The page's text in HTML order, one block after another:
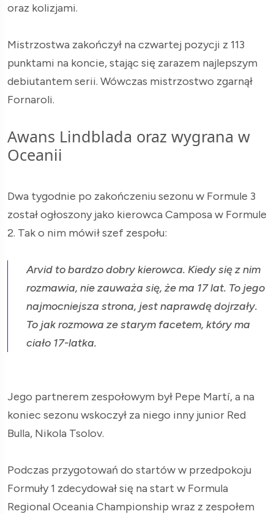
oraz kolizjami.
Mistrzostwa zakończył na czwartej pozycji z 113
punktami na koncie, stając się zarazem najlepszym
debiutantem serii. Wówczas mistrzostwo zgarnął
Fornaroli.
Awans Lindblada oraz wygrana w
Oceanii
Dwa tygodnie po zakończeniu sezonu w Formule 3
został ogłoszony jako kierowca Camposa w Formule
2. Tak o nim mówił szef zespołu:
Arvid to bardzo dobry kierowca. Kiedy się z nim
rozmawia, nie zauważa się, że ma 17 lat. To jego
najmocniejsza strona, jest naprawdę dojrzały.
To jak rozmowa ze starym facetem, który ma
ciało 17-latka.
Jego partnerem zespołowym był Pepe Martí, a na
koniec sezonu wskoczył za niego inny junior Red
Bulla, Nikola Tsolov.
Podczas przygotowań do startów w przedpokoju
Formuły 1 zdecydował się na start w Formula
Regional Oceania Championship wraz z zespołem